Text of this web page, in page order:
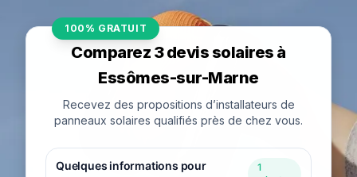
100% GRATUIT
Comparez 3 devis solaires à
Essômes-sur-Marne
Recevez des propositions d’installateurs de
panneaux solaires qualifiés près de chez vous.